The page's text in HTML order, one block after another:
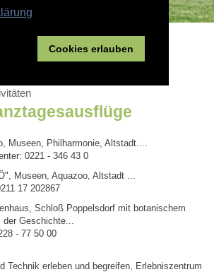
Cookies erlauben
Museen, Philharmonie, Altstadt....
0221 - 346 43 0
Museen, Aquazoo, Altstadt ...
17 202867
Schloß Poppelsdorf mit botanischem
Geschichte...
- 77 50 00
Technik erleben und begreifen, Erlebniszentrum